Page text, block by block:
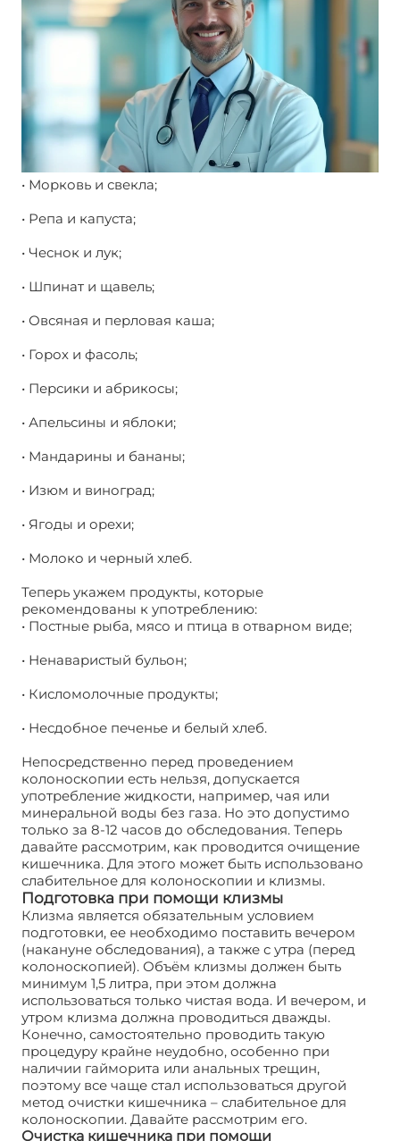
• Морковь и свекла;
• Репа и капуста;
• Чеснок и лук;
• Шпинат и щавель;
• Овсяная и перловая каша;
• Горох и фасоль;
• Персики и абрикосы;
• Апельсины и яблоки;
• Мандарины и бананы;
• Изюм и виноград;
• Ягоды и орехи;
• Молоко и черный хлеб.
Теперь укажем продукты, которые
рекомендованы к употреблению:
• Постные рыба, мясо и птица в отварном виде;
• Ненаваристый бульон;
• Кисломолочные продукты;
• Несдобное печенье и белый хлеб.
Непосредственно перед проведением
колоноскопии есть нельзя, допускается
употребление жидкости, например, чая или
минеральной воды без газа. Но это допустимо
только за 8-12 часов до обследования. Теперь
давайте рассмотрим, как проводится очищение
кишечника. Для этого может быть использовано
слабительное для колоноскопии и клизмы.
Подготовка при помощи клизмы
Клизма является обязательным условием
подготовки, ее необходимо поставить вечером
(накануне обследования), а также с утра (перед
колоноскопией). Объём клизмы должен быть
минимум 1,5 литра, при этом должна
использоваться только чистая вода. И вечером, и
утром клизма должна проводиться дважды.
Конечно, самостоятельно проводить такую
процедуру крайне неудобно, особенно при
наличии гайморита или анальных трещин,
поэтому все чаще стал использоваться другой
метод очистки кишечника – слабительное для
колоноскопии. Давайте рассмотрим его.
Очистка кишечника при помощи